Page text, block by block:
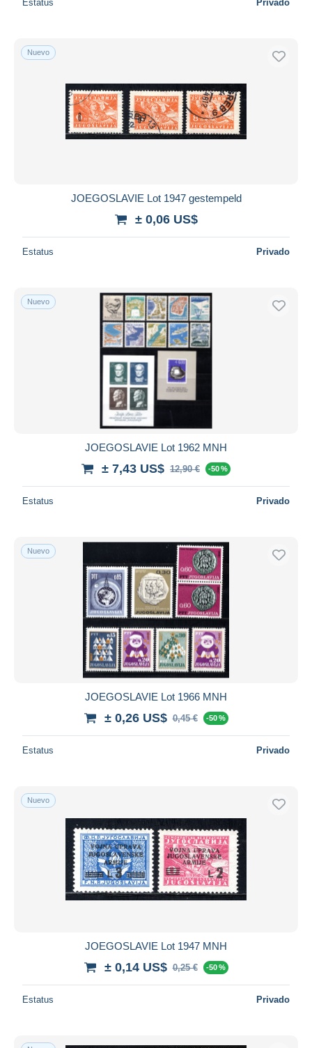
Estatus Privado
Nuevo
JOEGOSLAVIE Lot 1947 gestempeld
± 0,06 US$
Estatus Privado
Nuevo
JOEGOSLAVIE Lot 1962 MNH
± 7,43 US$ 12,90 € -50 %
Estatus Privado
Nuevo
JOEGOSLAVIE Lot 1966 MNH
± 0,26 US$ 0,45 € -50 %
Estatus Privado
Nuevo
JOEGOSLAVIE Lot 1947 MNH
± 0,14 US$ 0,25 € -50 %
Estatus Privado